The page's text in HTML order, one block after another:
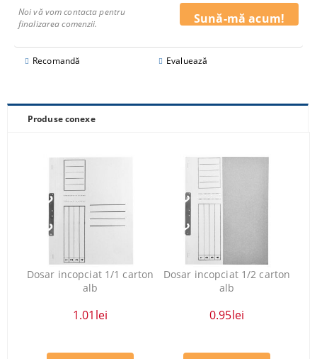
Noi vă vom contacta pentru
finalizarea comenzii.
Recomandă Evaluează
Produse conexe
Dosar incopciat 1/1 carton
alb
1.01lei
Dosar incopciat 1/2 carton
alb
0.95lei